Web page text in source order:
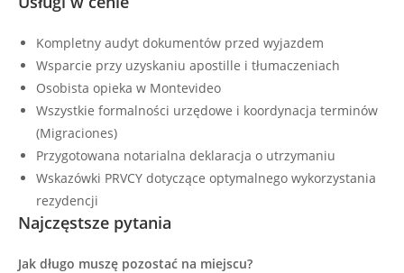
Kompletny audyt dokumentów przed wyjazdem
Wsparcie przy uzyskaniu apostille i tłumaczeniach
Osobista opieka w Montevideo
Wszystkie formalności urzędowe i koordynacja terminów
(Migraciones)
Przygotowana notarialna deklaracja o utrzymaniu
Wskazówki PRVCY dotyczące optymalnego wykorzystania
rezydencji
Najczęstsze pytania
Jak długo muszę pozostać na miejscu?